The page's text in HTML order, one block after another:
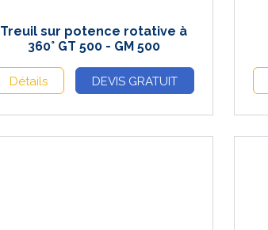
Treuil sur potence rotative à
360° GT 500 - GM 500
Détails DEVIS GRATUIT